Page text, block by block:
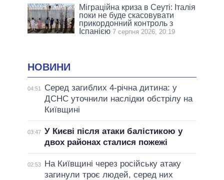
Міграційна криза в Сеуті: Італія
поки не буде скасовувати
прикордонний контроль з
Іспанією 7 серпня 2026, 20:19
НОВИНИ
04:51
Серед загиблих 4-річна дитина: у
ДСНС уточнили наслідки обстрілу на
Київщині
03:47 У Києві після атаки балістикою у
двох районах сталися пожежі
02:53
На Київщині через російську атаку
загинули троє людей, серед них